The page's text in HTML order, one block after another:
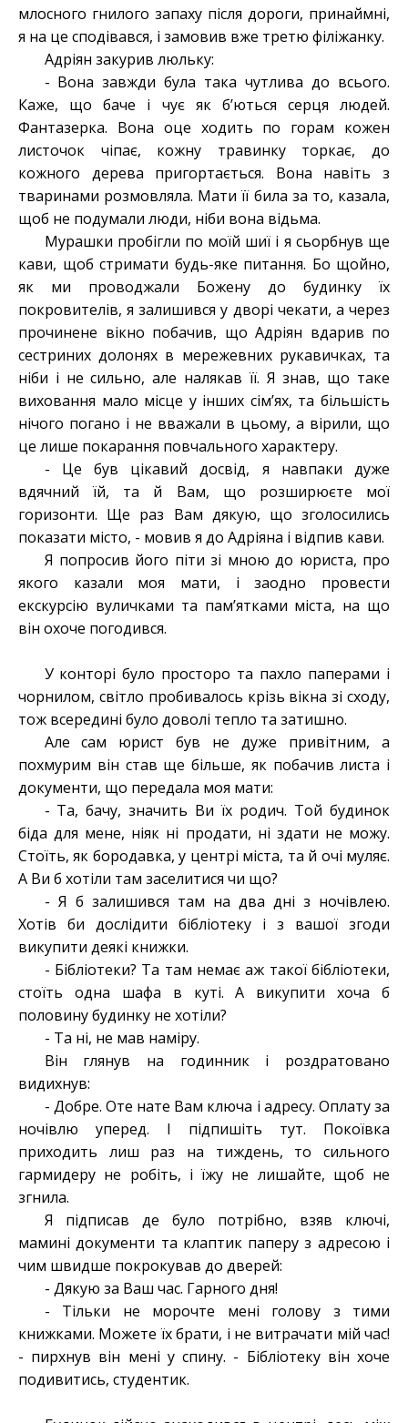
млосного гнилого запаху після дороги, принаймні,
я на це сподівався, і замовив вже третю філіжанку.
Адріян закурив люльку:
- Вона завжди була така чутлива до всього.
Каже, що баче і чує як б’ються серця людей.
Фантазерка. Вона оце ходить по горам кожен
листочок чіпає, кожну травинку торкає, до
кожного дерева пригортається. Вона навіть з
тваринами розмовляла. Мати її била за то, казала,
щоб не подумали люди, ніби вона відьма.
Мурашки пробігли по моїй шиї і я сьорбнув ще
кави, щоб стримати будь-яке питання. Бо щойно,
як ми проводжали Божену до будинку їх
покровителів, я залишився у дворі чекати, а через
прочинене вікно побачив, що Адріян вдарив по
сестриних долонях в мережевних рукавичках, та
ніби і не сильно, але налякав її. Я знав, що таке
виховання мало місце у інших сім’ях, та більшість
нічого погано і не вважали в цьому, а вірили, що
це лише покарання повчального характеру.
- Це був цікавий досвід, я навпаки дуже
вдячний їй, та й Вам, що розширюєте мої
горизонти. Ще раз Вам дякую, що зголосились
показати місто, - мовив я до Адріяна і відпив кави.
Я попросив його піти зі мною до юриста, про
якого казали моя мати, і заодно провести
екскурсію вуличками та пам’ятками міста, на що
він охоче погодився.
У конторі було просторо та пахло паперами і
чорнилом, світло пробивалось крізь вікна зі сходу,
тож всередині було доволі тепло та затишно.
Але сам юрист був не дуже привітним, а
похмурим він став ще більше, як побачив листа і
документи, що передала моя мати:
- Та, бачу, значить Ви їх родич. Той будинок
біда для мене, ніяк ні продати, ні здати не можу.
Стоїть, як бородавка, у центрі міста, та й очі муляє.
А Ви б хотіли там заселитися чи що?
- Я б залишився там на два дні з ночівлею.
Хотів би дослідити бібліотеку і з вашої згоди
викупити деякі книжки.
- Бібліотеки? Та там немає аж такої бібліотеки,
стоїть одна шафа в куті. А викупити хоча б
половину будинку не хотіли?
- Та ні, не мав наміру.
Він глянув на годинник і роздратовано
видихнув:
- Добре. Оте нате Вам ключа і адресу. Оплату за
ночівлю уперед. І підпишіть тут. Покоївка
приходить лиш раз на тиждень, то сильного
гармидеру не робіть, і їжу не лишайте, щоб не
згнила.
Я підписав де було потрібно, взяв ключі,
мамині документи та клаптик паперу з адресою і
чим швидше покрокував до дверей:
- Дякую за Ваш час. Гарного дня!
- Тільки не морочте мені голову з тими
книжками. Можете їх брати, і не витрачати мій час!
- пирхнув він мені у спину. - Бібліотеку він хоче
подивитись, студентик.